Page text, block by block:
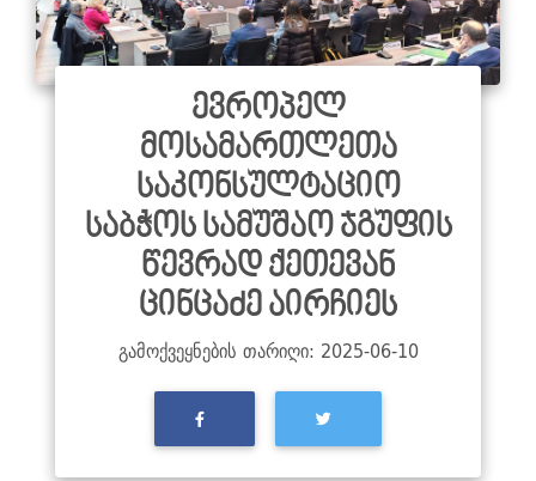
ევროპელ
მოსამართლეთა
საკონსულტაციო
საბჭოს სამუშაო ჯგუფის
წევრად ქეთევან
ცინცაძე აირჩიეს
გამოქვეყნების თარიღი: 2025-06-10